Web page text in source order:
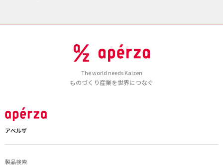
The world needs Kaizen
ものづくり産業を世界につなぐ
アペルザ
製品検索